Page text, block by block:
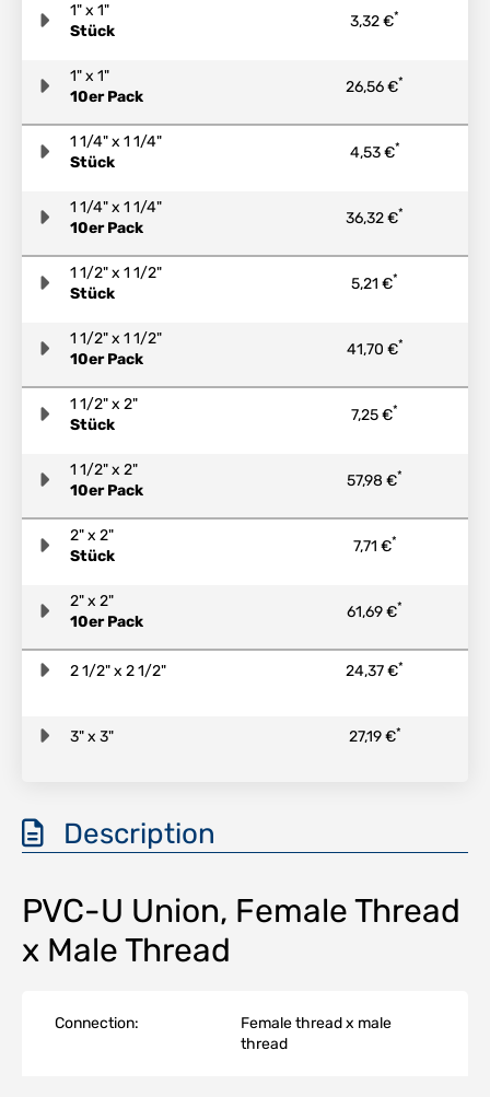
1" x 1"
Stück
3,32 €*
1" x 1"
10er Pack
26,56 €*
1 1/4" x 1 1/4"
Stück
4,53 €*
1 1/4" x 1 1/4"
10er Pack
36,32 €*
1 1/2" x 1 1/2"
Stück
5,21 €*
1 1/2" x 1 1/2"
10er Pack
41,70 €*
1 1/2" x 2"
Stück
7,25 €*
1 1/2" x 2"
10er Pack
57,98 €*
2" x 2"
Stück
7,71 €*
2" x 2"
10er Pack
61,69 €*
2 1/2" x 2 1/2" 24,37 €*
3" x 3" 27,19 €*
Description
PVC-U Union, Female Thread
x Male Thread
Connection:
Female thread x male
thread